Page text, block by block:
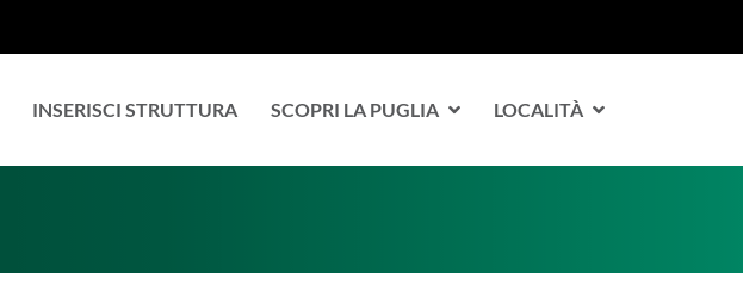
INSERISCI STRUTTURA SCOPRI LA PUGLIA LOCALITÀ